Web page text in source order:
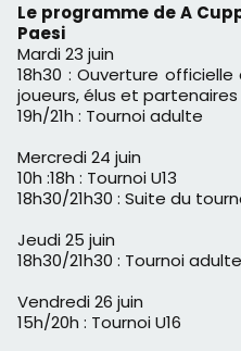
Le programme de A
Paesi
Mardi 23 juin
18h30 : Ouverture
joueurs, élus et partenaires
19h/21h : Tournoi adulte
Mercredi 24 juin
10h :18h : Tournoi U13
18h30/21h30 : Suite du
Jeudi 25 juin
18h30/21h30 : Tournoi
Vendredi 26 juin
15h/20h : Tournoi U16